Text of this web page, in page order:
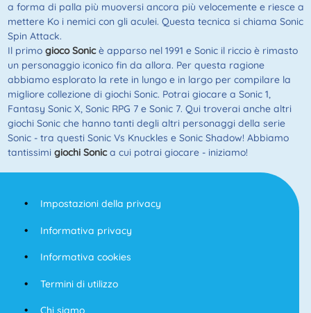
a forma di palla più muoversi ancora più velocemente e riesce a
mettere Ko i nemici con gli aculei. Questa tecnica si chiama Sonic
Spin Attack.
Il primo gioco Sonicè apparso nel 1991 e Sonic il riccio è rimasto
un personaggio iconico fin da allora. Per questa ragione
abbiamo esplorato la rete in lungo e in largo per compilare la
migliore collezione di giochi Sonic. Potrai giocare a Sonic 1,
Fantasy Sonic X, Sonic RPG 7 e Sonic 7. Qui troverai anche altri
giochi Sonic che hanno tanti degli altri personaggi della serie
Sonic - tra questi Sonic Vs Knuckles e Sonic Shadow! Abbiamo
tantissimi giochi Sonica cui potrai giocare - iniziamo!
Impostazioni della privacy
Informativa privacy
Informativa cookies
Termini di utilizzo
Chi siamo